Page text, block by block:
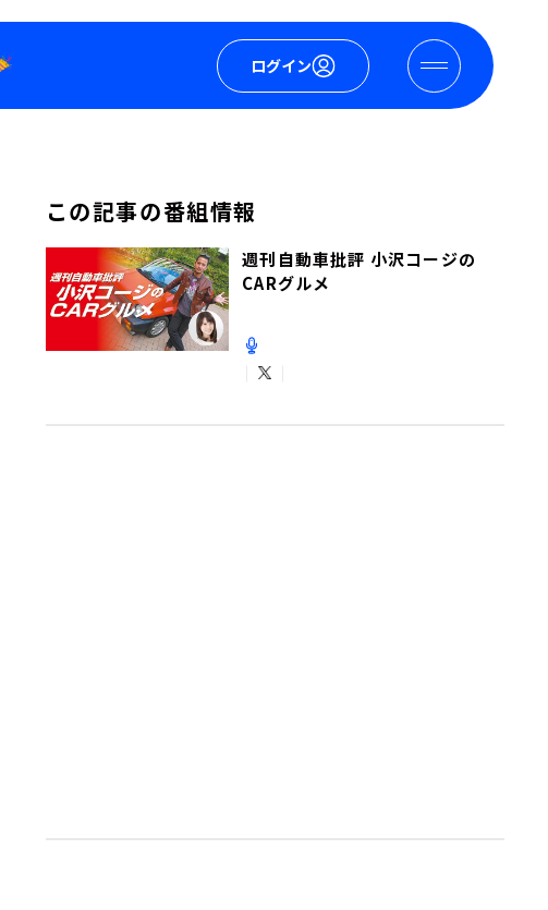
ログイン
この記事の番組情報
週刊自動車批評 小沢コージの
CARグルメ